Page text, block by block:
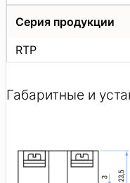
Серия продукции
RTP
Габаритные и